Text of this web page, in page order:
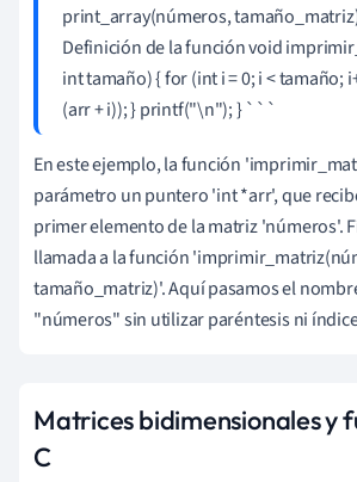
print_array(números,
Definición de la función void
int tamaño) { for (int i = 0; i < tamaño;
(arr + i)); } printf("\n"); } ```
En este ejemplo, la función
parámetro un puntero 'int *arr', que
primer elemento de la matriz 'números'.
llamada a la función
tamaño_matriz)'. Aquí pasamos el
"números" sin utilizar paréntesis ni
Matrices bidimensionales y
C